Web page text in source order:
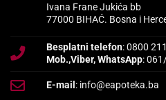
Ivana Frane Jukića bb
77000 BIHAĆ. Bosna i
Besplatni telefon: 0800
Mob.,Viber, WhatsApp:
E-mail : info@eapoteka.ba